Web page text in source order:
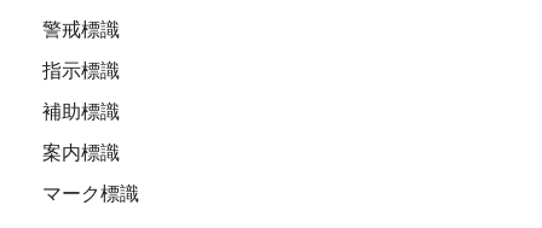
警戒標識
指示標識
補助標識
案内標識
マーク標識